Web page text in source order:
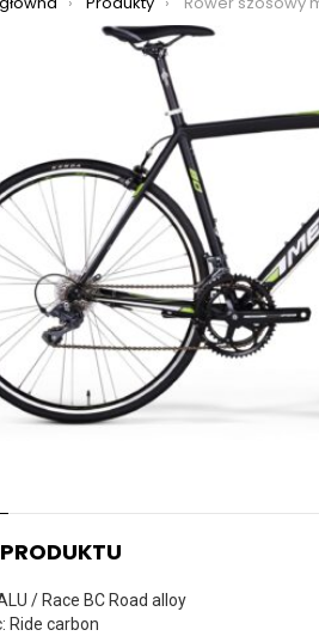
/ Race BC Road alloy
Ride carbon